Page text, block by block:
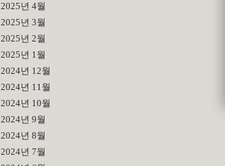
2025년 4월
2025년 3월
2025년 2월
2025년 1월
2024년 12월
2024년 11월
2024년 10월
2024년 9월
2024년 8월
2024년 7월